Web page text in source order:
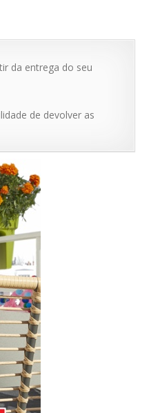
da entrega do seu
de devolver as